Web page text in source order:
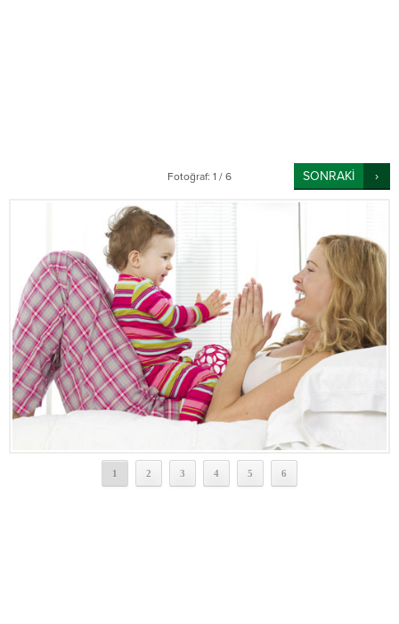
Fotoğraf: 1 / 6 SONRAKİ
1 2 3 4 5 6